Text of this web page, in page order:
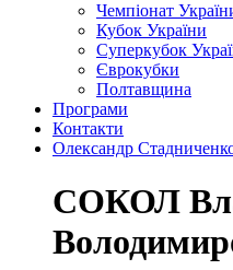
Чемпіонат
Кубок України
Суперкубок
Єврокубки
Полтавщина
Програми
Контакти
Олександр
СОКОЛ